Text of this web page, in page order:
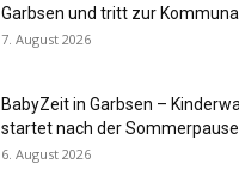
Garbsen und tritt zur
7. August 2026
BabyZeit in Garbsen –
startet nach der
6. August 2026